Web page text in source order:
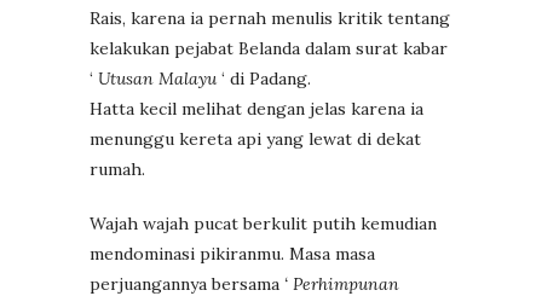
Rais, karena ia pernah menulis kritik tentang
kelakukan pejabat Belanda dalam surat kabar
‘ Utusan Malayu ‘ di Padang.
Hatta kecil melihat dengan jelas karena ia
menunggu kereta api yang lewat di dekat
rumah.
Wajah wajah pucat berkulit putih kemudian
mendominasi pikiranmu. Masa masa
perjuangannya bersama ‘ Perhimpunan